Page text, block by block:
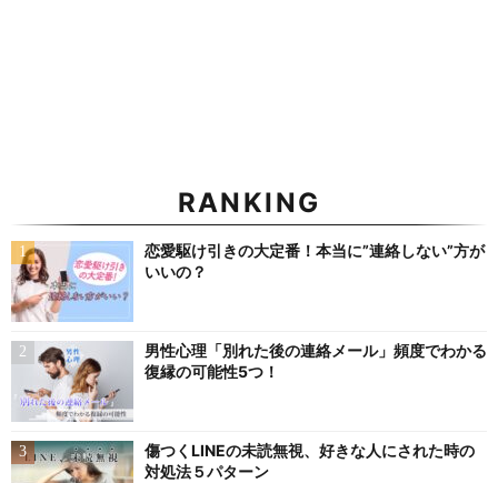
RANKING
恋愛駆け引きの大定番！本当に”連絡しない”方が
いいの？
男性心理「別れた後の連絡メール」頻度でわかる
復縁の可能性5つ！
傷つくLINEの未読無視、好きな人にされた時の
対処法５パターン